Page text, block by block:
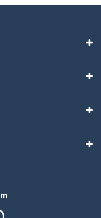
på Facebook